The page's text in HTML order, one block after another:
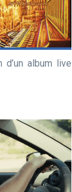
d’un album live